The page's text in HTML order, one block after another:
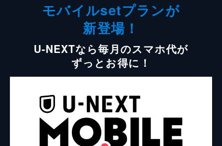
モバイルsetプランが
新登場！
U-NEXTなら毎月のスマホ代が
ずっとお得に！